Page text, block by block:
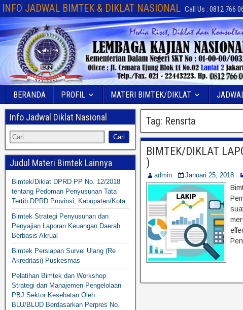
INFO JADWAL BIMTEK & DIKLAT NASIONAL Call Us : 0812 766
BERANDA PROFIL MATERI BIMTEK/DIKLAT
Tag: Rensrta
BIMTEK/DIKLAT
)
admin Januari 25, 2018
Info Jadwal Diklat Nasional
Judul Materi Bimtek Lainnya
Bimtek/Diklat DPRD PP No. 12/2018
tentang Pedoman Penyusunan Tata
Tertib DPRD Provinsi, Kabupaten/Kota
Bimtek Strategi Penyusunan dan
Penyajian Laporan Keuangan Daerah
Berbasis Akrual
Bimtek Persiapan Survei Ulang (Re
Akreditasi) Puskesmas
Pelatihan Bimtek dan Workshop
Strategi dan Manajemen Pengelolaan
PBJ Sektor Kesehatan Oleh
BLU/BLUD Berdasarkan Perpres No.